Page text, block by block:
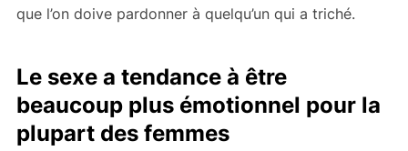
que l’on doive pardonner à quelqu’un qui a triché.
Le sexe a tendance à être
beaucoup plus émotionnel pour la
plupart des femmes